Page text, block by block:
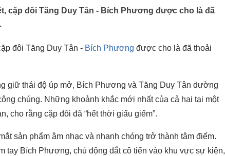
cặp đôi Tăng Duy Tân - Bích Phương được cho là đã
đôi Tăng Duy Tân - Bích Phương được cho là đã thoải
giữ thái độ úp mở, Bích Phương và Tăng Duy Tân dường
chúng. Những khoảnh khắc mới nhất của cả hai tại một
cho rằng cặp đôi đã “hết thời giấu giếm”.
sản phẩm âm nhạc và nhanh chóng trở thành tâm điểm.
tay Bích Phương, chủ động dắt cô tiến vào khu vực sự kiện,